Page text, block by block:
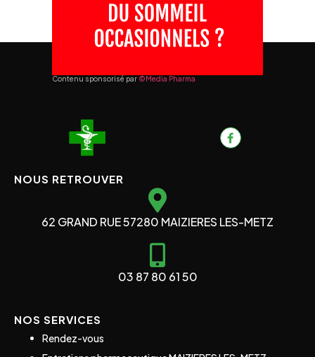
Contenu sponsorisé par ©Media Pharma
NOUS RETROUVER
62 GRAND RUE 57280 MAIZIERES LES-METZ
03 87 80 61 50
NOS SERVICES
Rendez-vous